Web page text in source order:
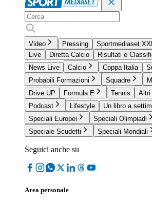
Video Pressing Sportmediaset
Live
Diretta Calcio
Risultati e
News Live
Calcio Coppa Italia
Probabili Formazioni
Squadre
Drive UP
Formula E Tennis Altri
Podcast
Lifestyle
Un libro a
Speciali Europei
Speciali Olimpiadi
Speciale Scudetti
Speciali Mondiali
Seguici anche su
Area personale